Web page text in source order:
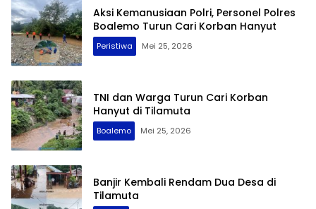
Aksi Kemanusiaan Polri, Personel Polres
Boalemo Turun Cari Korban Hanyut
Peristiwa Mei 25, 2026
TNI dan Warga Turun Cari Korban
Hanyut di Tilamuta
Boalemo Mei 25, 2026
Banjir Kembali Rendam Dua Desa di
Tilamuta